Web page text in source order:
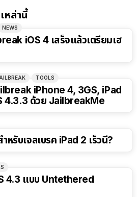
หล่านี้
NEWS
iOS 4 เสร็จแล้วเตรียมเฮ
TOOLS
iPhone 4, 3GS, iPad
4.3.3 ด้วย JailbreakMe
รับเจลเบรค iPad 2 เร็วนี้?
4.3 แบบ Untethered